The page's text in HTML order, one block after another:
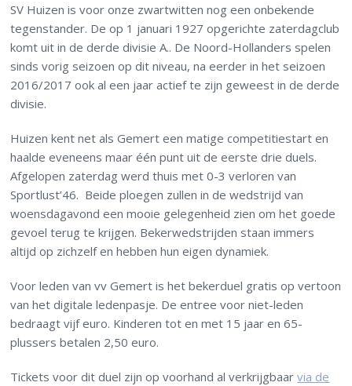
SV Huizen is voor onze zwartwitten nog een onbekende
tegenstander. De op 1 januari 1927 opgerichte zaterdagclub
komt uit in de derde divisie A.. De Noord-Hollanders spelen
sinds vorig seizoen op dit niveau, na eerder in het seizoen
2016/2017 ook al een jaar actief te zijn geweest in de derde
divisie.
Huizen kent net als Gemert een matige competitiestart en
haalde eveneens maar één punt uit de eerste drie duels.
Afgelopen zaterdag werd thuis met 0-3 verloren van
Sportlust’46. Beide ploegen zullen in de wedstrijd van
woensdagavond een mooie gelegenheid zien om het goede
gevoel terug te krijgen. Bekerwedstrijden staan immers
altijd op zichzelf en hebben hun eigen dynamiek.
Voor leden van vv Gemert is het bekerduel gratis op vertoon
van het digitale ledenpasje. De entree voor niet-leden
bedraagt vijf euro. Kinderen tot en met 15 jaar en 65-
plussers betalen 2,50 euro.
Tickets voor dit duel zijn op voorhand al verkrijgbaarvia de